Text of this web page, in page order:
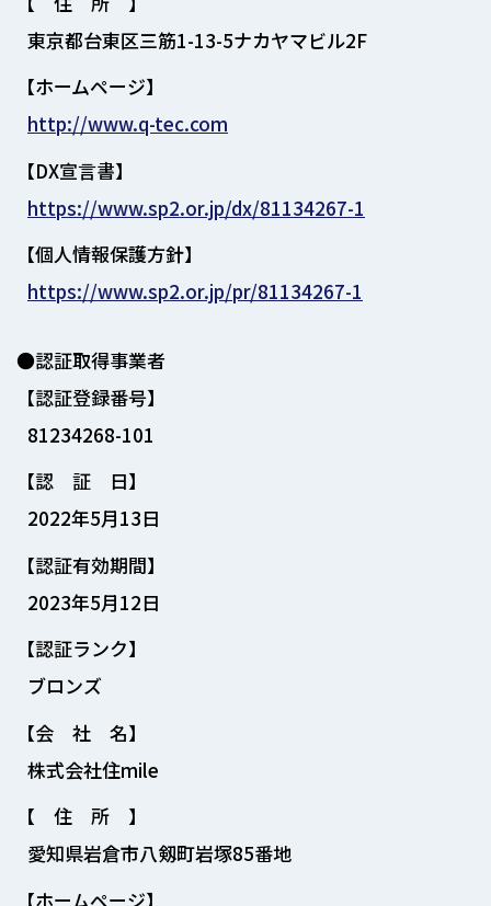
東京都台東区三筋1-13-5ナカヤマビル2F
【ホームページ】
http://www.q-tec.com
【DX宣言書】
https://www.sp2.or.jp/dx/81134267-1
【個人情報保護方針】
https://www.sp2.or.jp/pr/81134267-1
●認証取得事業者
【認証登録番号】
81234268-101
【認 証 日】
2022年5月13日
【認証有効期間】
2023年5月12日
【認証ランク】
ブロンズ
【会 社 名】
株式会社住mile
【 住 所 】
愛知県岩倉市八剱町岩塚85番地
【ホームページ】